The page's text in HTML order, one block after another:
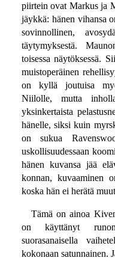
piirtein ovat Markus ja
jäykkä: hänen vihansa
sovinnollinen,
täytymyksestä.
toisessa näytöksessä.
muistoperäinen
on kyllä joutuisa
Niilolle, mutta
yksinkertaista
hänelle, siksi kuin
on sukua
uskollisuudessaan
hänen kuvansa jää
konnan, kuvaaminen
koska hän ei herätä
Tämä on ainoa
on käyttänyt
suorasanaisella
kokonaan satunnainen.